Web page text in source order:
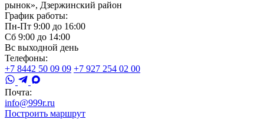
рынок», Дзержинский район
График работы:
Пн-Пт 9:00 до 16:00
Сб 9:00 до 14:00
Вс выходной день
Телефоны:
+7 8442 50 09 09 +7 927 254 02 00
Почта:
info@999r.ru
Построить маршрут